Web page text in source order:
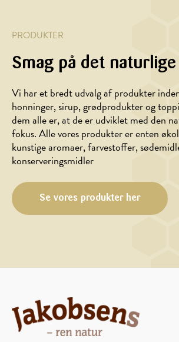
HOVEDRET
Pasta
med
cremet
flødesauce,
HOVEDRET,
MARINADE/DRESSING
grønne
PRODUKTER
Smag på det naturlige
Vi har et bredt udvalg af produkter
honninger, sirup, grødprodukter og
dem alle er, at de er udviklet med den
fokus. Alle vores produkter er enten
kunstige aromaer, farvestoffer,
konserveringsmidler
Se vores produkter her